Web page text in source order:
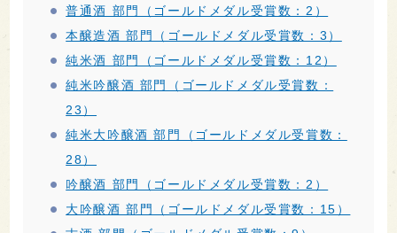
普通酒 部門（ゴールドメダル受賞数：2）
本醸造酒 部門（ゴールドメダル受賞数：3）
純米酒 部門（ゴールドメダル受賞数：12）
純米吟醸酒 部門（ゴールドメダル受賞数：
23）
純米大吟醸酒 部門（ゴールドメダル受賞数：
28）
吟醸酒 部門（ゴールドメダル受賞数：2）
大吟醸酒 部門（ゴールドメダル受賞数：15）